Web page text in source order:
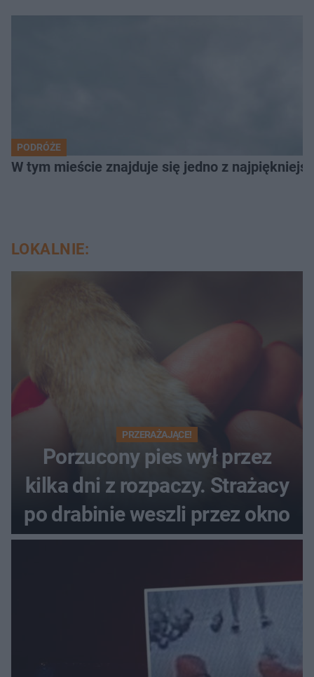
PODRÓŻE
W tym mieście znajduje się jedno z
LOKALNIE:
PRZERAŻAJĄCE!
Porzucony pies wył przez
kilka dni z rozpaczy. Strażacy
po drabinie weszli przez okno